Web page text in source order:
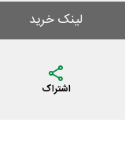
لینک خرید
اشتراک